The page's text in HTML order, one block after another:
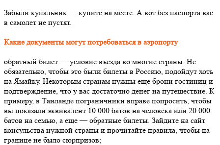
Забыли купальник — купите на месте. А вот без паспорта вас
в самолет не пустят.
Какие документы могут потребоваться в аэропорту
обратный билет — условие въезда во многие страны. Не
обязательно, чтобы это были билеты в Россию, подойдут хоть
на Ямайку. Некоторым странам нужны еще брони гостиниц и
подтверждение, что у вас достаточно денег на путешествие. К
примеру, в Таиланде пограничники вправе попросить, чтобы
вы показали эквивалент 10 000 батов на человека или 20 000
батов на семью, а еще — обратные билеты. Зайдите на сайт
консульства нужной страны и прочитайте правила, чтобы на
границе не было сюрпризов;